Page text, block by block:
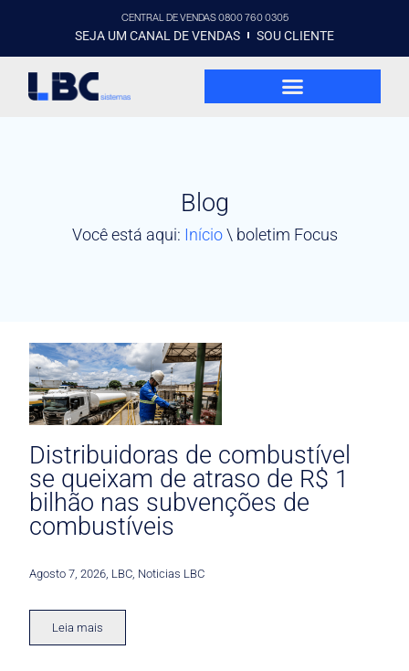
CENTRAL DE VENDAS 0800 760 0305
SEJA UM CANAL DE VENDAS SOU CLIENTE
Blog
Você está aqui: Início\ boletim Focus
Distribuidoras de combustível
se queixam de atraso de R$ 1
bilhão nas subvenções de
combustíveis
Agosto 7, 2026 LBC Noticias LBC
Leia mais